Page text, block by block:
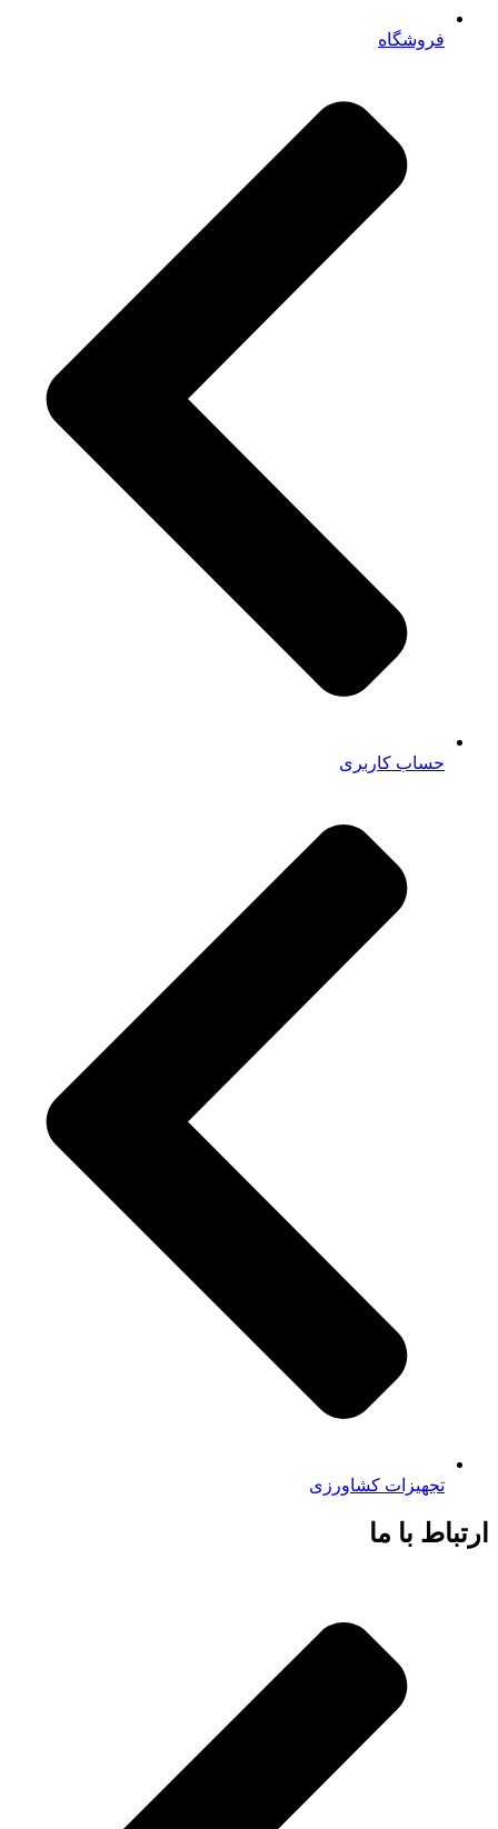
فروشگاه
حساب کاربری
تجهیزات کشاورزی
ارتباط با ما